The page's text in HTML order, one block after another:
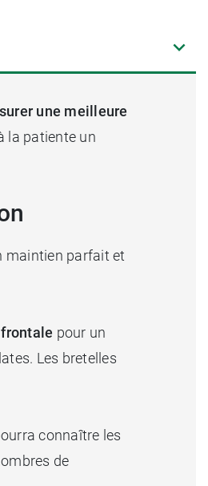
une meilleure
la patiente un
maintien parfait et
pour un
Les bretelles
connaître les
de